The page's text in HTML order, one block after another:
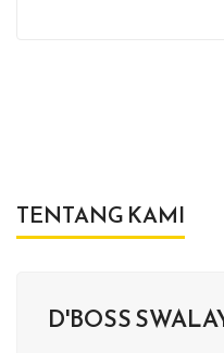
TENTANG KAMI
D'BOSS